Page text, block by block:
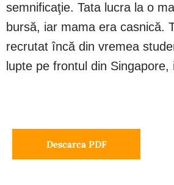
semnificaţie. Tata lucra la o
bursă, iar mama era casnică.
recrutat încă din vremea
lupte pe frontul din Singapore,
Descarca PDF